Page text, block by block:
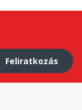
Feliratkozás